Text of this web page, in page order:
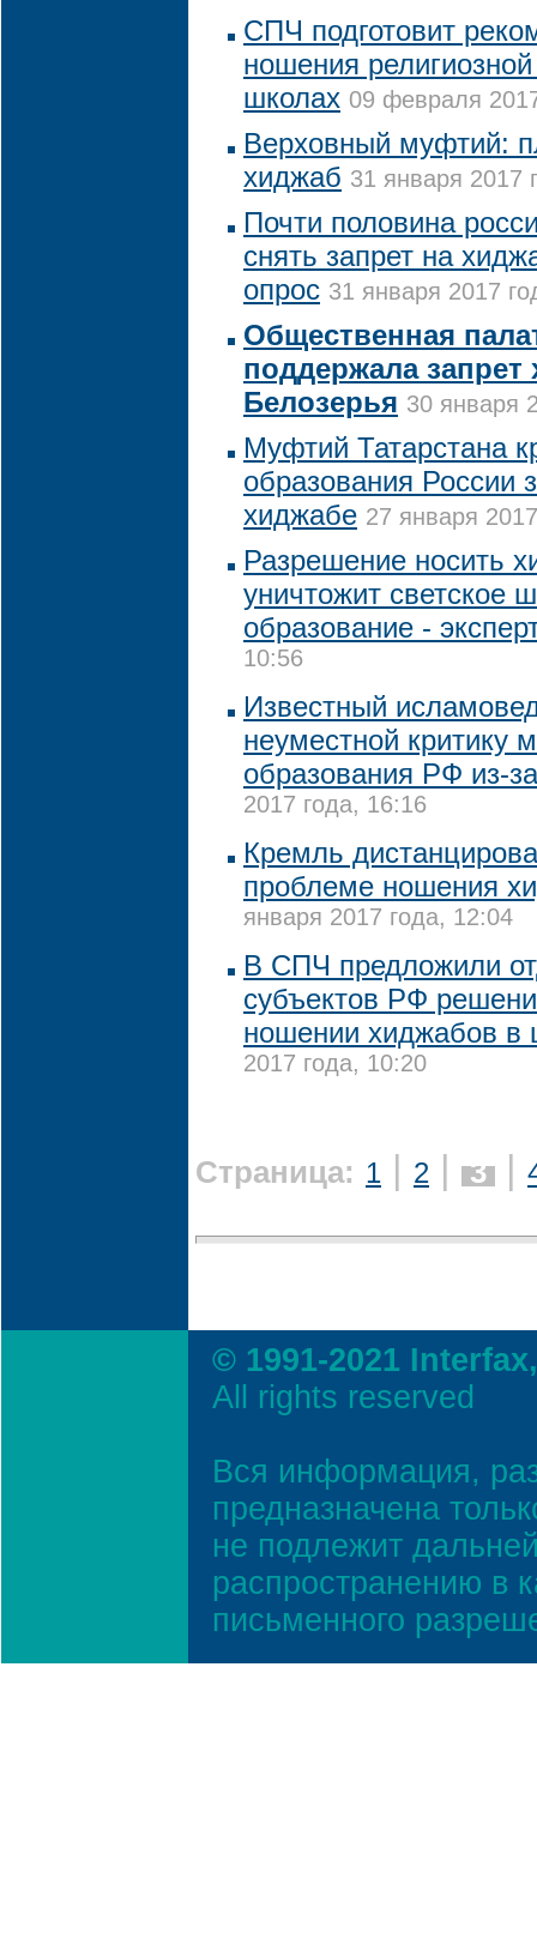
СПЧ подготовит
ношения
школах 09 февраля
Верховный муфтий:
хиджаб 31 января 2017
Почти половина
снять запрет на
опрос 31 января 2017
Общественная
поддержала
Белозерья 30 января
Муфтий Татарстана
образования России
хиджабе 27 января
Разрешение носить
уничтожит светское
образование -
10:56
Известный
неуместной критику
образования РФ из-
2017 года, 16:16
Кремль
проблеме ношения
января 2017 года, 12:04
В СПЧ предложили
субъектов РФ
ношении хиджабов в
2017 года, 10:20
Страница: 1 2 3
© 1991-2021
All rights reserved
Вся информация,
предназначена
не подлежит
распространению в
письменного